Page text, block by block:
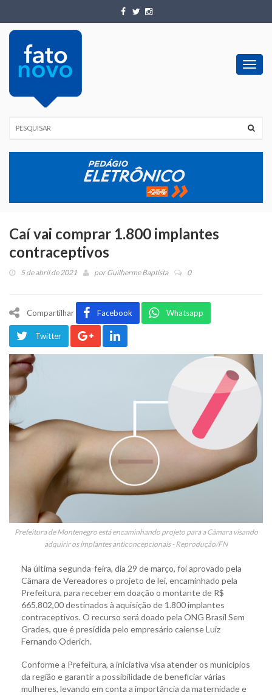
Caí vai comprar 1.800 implantes
contraceptivos
5 de abril de 2021 porGuilherme Baptista 0
Compartilhar Facebook Whatsapp
Twitter
Prefeitura de Montenegro está encaminhando projeto para a Câmara visando
adquirir os implantes anticoncepcionais - Reprodução/FN
Na última segunda-feira, dia 29 de março, foi aprovado pela
Câmara de Vereadores o projeto de lei, encaminhado pela
Prefeitura, para receber em doação o montante de R$
665.802,00 destinados à aquisição de 1.800 implantes
contraceptivos. O recurso será doado pela ONG Brasil Sem
Grades, que é presidida pelo empresário caiense Luiz
Fernando Oderich.
Conforme a Prefeitura, a iniciativa visa atender os municípios
da região e garantir a possibilidade de beneficiar várias
mulheres, levando em conta a importância da maternidade e